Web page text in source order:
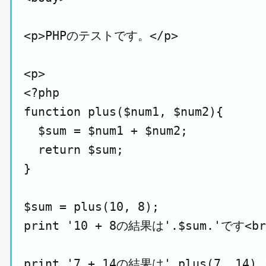
<p>PHPのテストです。</p>
<p>
<?php
function plus($num1, $num2){
  $sum = $num1 + $num2;
  return $sum;
}
$sum = plus(10, 8);
print '10 + 8の結果は'.$sum.'です